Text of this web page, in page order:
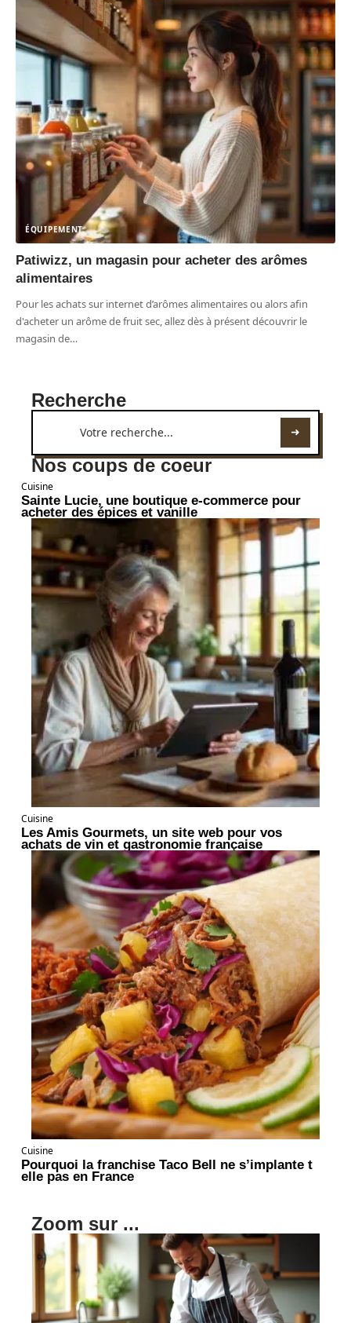
ÉQUIPEMENT
Patiwizz, un magasin pour acheter des arômes
alimentaires
Pour les achats sur internet d’arômes alimentaires ou alors afin
d'acheter un arôme de fruit sec, allez dès à présent découvrir le
magasin de…
Recherche
Nos coups de coeur
Cuisine
Sainte Lucie, une boutique e-commerce pour
acheter des épices et vanille
Cuisine
Les Amis Gourmets, un site web pour vos
achats de vin et gastronomie française
Cuisine
Pourquoi la franchise Taco Bell ne s’implante t
elle pas en France
Zoom sur ...